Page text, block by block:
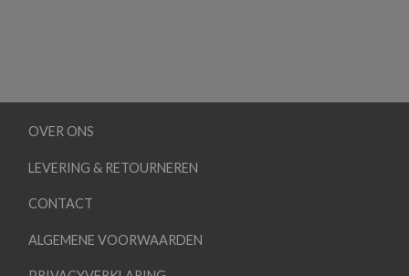
OVER ONS
LEVERING & RETOURNEREN
CONTACT
ALGEMENE VOORWAARDEN